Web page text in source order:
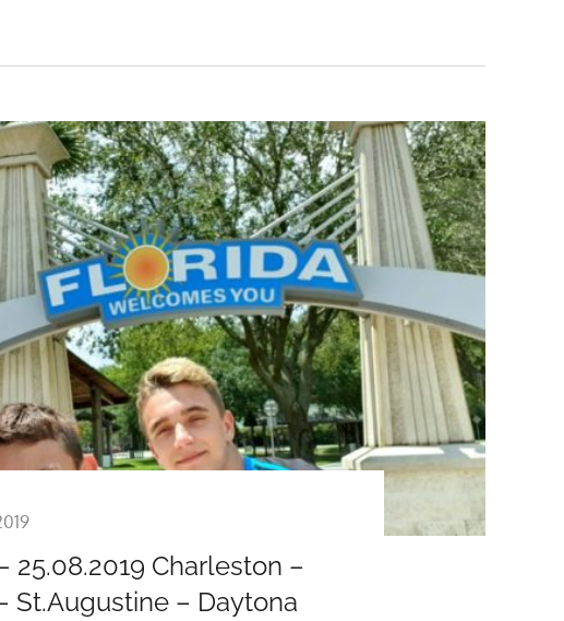
25.08.2019 Charleston –
St.Augustine – Daytona